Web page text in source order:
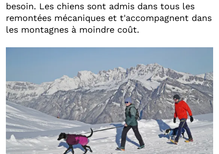
besoin. Les chiens sont admis dans tous les
remontées mécaniques et t'accompagnent dans
les montagnes à moindre coût.